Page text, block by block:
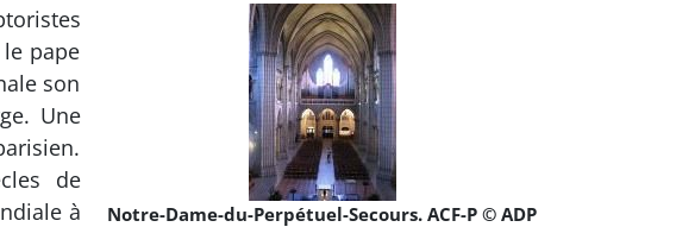
Notre-Dame-du-Perpétuel-Secours. ACF-P © ADP
pape
son
Une
de
à